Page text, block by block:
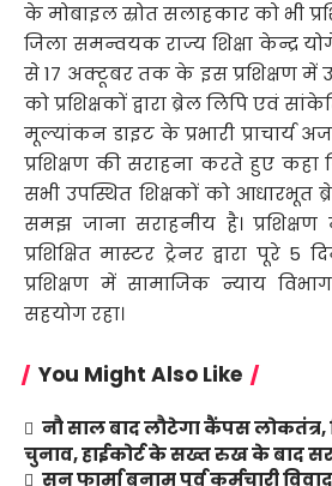
के मोबाइल स्रोत सलाहकार को भी
जिला समन्वयक राज्य शिक्षा केन्द्र
से 17 अक्टूबर तक के इस प्रशिक्षण में
को प्रशिक्षकों द्वारा ब्रेल लिपि एवं
मूल्यांकन डाइट के प्रभारी प्राचार्य
प्रशिक्षण की सराहना करते हुए
सभी उपस्थित शिक्षकों को आधारभूत
समझ जाना सराहनीय है। प्रशिक्षण
प्रशिक्षित मास्टर ट्रेनर द्वारा पूरे 5
प्रशिक्षण में सामाजिक न्याय
सहयोग रहा।
You Might Also Like
नौ साल बाद लौटेगा कैंपस लोकतंत्र,
चुनाव, हाईकोर्ट के सख्त रुख के बाद
सन फार्मा बनाम पूर्व कर्मचारी